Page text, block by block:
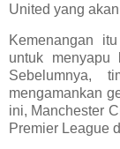
United yang
Kemenangan
untuk menyapu
Sebelumnya,
mengamankan
ini, Manchester
Premier League